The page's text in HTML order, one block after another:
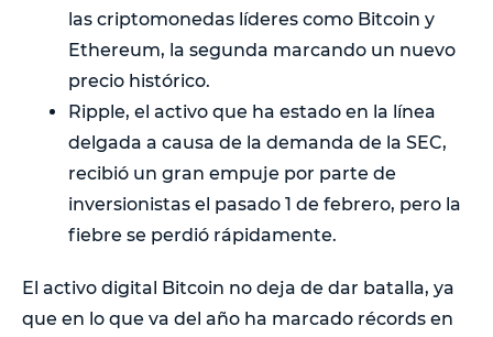
las criptomonedas líderes como Bitcoin y
Ethereum, la segunda marcando un nuevo
precio histórico.
Ripple, el activo que ha estado en la línea
delgada a causa de la demanda de la SEC,
recibió un gran empuje por parte de
inversionistas el pasado 1 de febrero, pero la
fiebre se perdió rápidamente.
El activo digital Bitcoin no deja de dar batalla, ya
que en lo que va del año ha marcado récords en